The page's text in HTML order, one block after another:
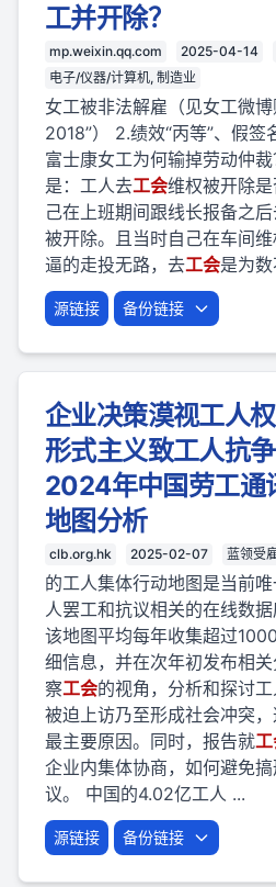
工并开除？
mp.weixin.qq.com 2025-04-14
电子/仪器/计算机, 制造业
女工被非法解雇（见女工微
2018”） 2.绩效“丙等”、假
富士康女工为何输掉劳动仲
是：工人去工会维权被开除
己在上班期间跟线长报备之
被开除。且当时自己在车间
逼的走投无路，去工会是为
源链接 备份链接
企业决策漠视工人权
形式主义致工人抗
2024年中国劳工通
地图分析
clb.org.hk 2025-02-07 蓝领受
的工人集体行动地图是当前
人罢工和抗议相关的在线数据
该地图平均每年收集超过
细信息，并在次年初发布相
察工会的视角，分析和探讨工
被迫上访乃至形成社会冲突，
最主要原因。同时，报告就
企业内集体协商，如何避免
议。 中国的4.02亿工人 ...
源链接 备份链接